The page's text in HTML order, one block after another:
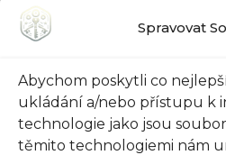
Spravovat
Abychom poskytli co
ukládání a/nebo přístupu k
technologie jako jsou
těmito technologiemi nám
FIND
NECK OR
FIRST STAGE OF...